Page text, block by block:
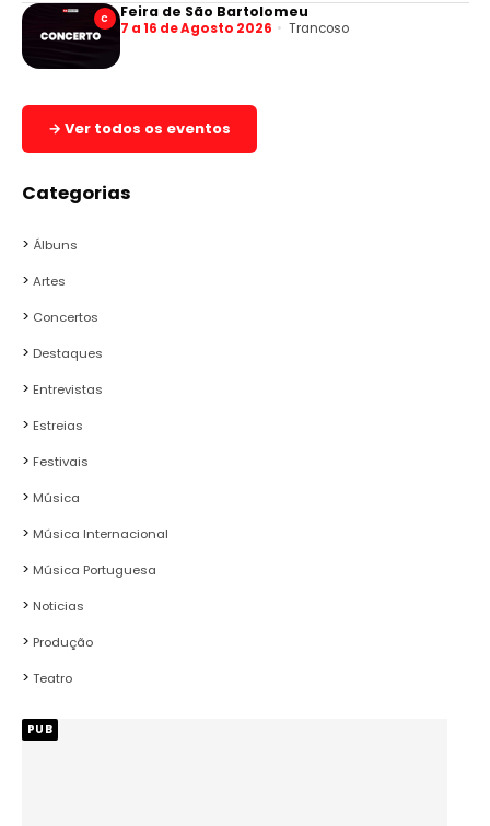
C Feira de São Bartolomeu
7 a 16 de Agosto 2026 Trancoso
→ Ver todos os eventos
Categorias
Álbuns
Artes
Concertos
Destaques
Entrevistas
Estreias
Festivais
Música
Música Internacional
Música Portuguesa
Noticias
Produção
Teatro
PUB